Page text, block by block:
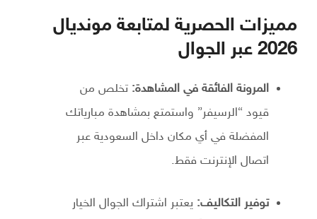
مميزات الحصرية لمتابعة مونديال
2026 عبر الجوال
المرونة الفائقة في المشاهدة: تخلص من
قيود “الرسيفر” واستمتع بمشاهدة مبارياتك
المفضلة في أي مكان داخل السعودية عبر
اتصال الإنترنت فقط.
توفير التكاليف: يعتبر اشتراك الجوال الخيار